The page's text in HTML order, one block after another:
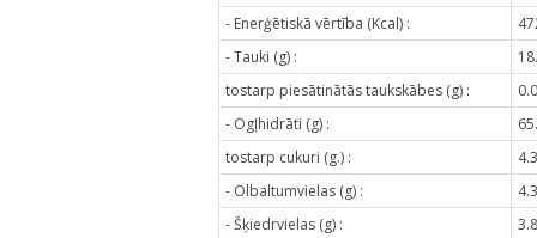
- Enerģētiskā vērtība (Kcal) :
- Tauki (g) :
tostarp piesātinātās taukskābes (g) :
- Ogļhidrāti (g) :
tostarp cukuri (g.) :
4.3
- Olbaltumvielas (g) :
4.3
- Šķiedrvielas (g) :
3.8